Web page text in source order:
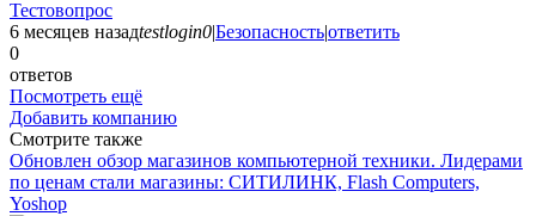
Тестовопрос
6 месяцев назадtestlogin0|Безопасность|ответить
0
ответов
Посмотреть ещё
Добавить компанию
Смотрите также
Обновлен обзор магазинов компьютерной техники. Лидерами
по ценам стали магазины: СИТИЛИНК, Flash Computers,
Yoshop